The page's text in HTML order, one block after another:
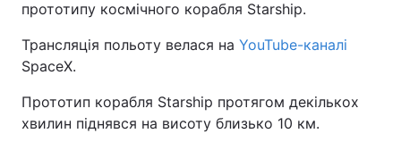
Економіка Світ
Спорт Наука
Зброя Інциденти
прототипу космічного корабля Starship.
Трансляція польоту велася на YouTube-каналі
SpaceX.
Прототип корабля Starship протягом декількох
хвилин піднявся на висоту близько 10 км.